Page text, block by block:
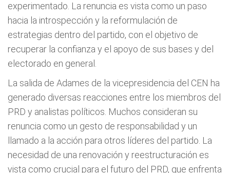
experimentado. La renuncia es vista como un paso
hacia la introspección y la reformulación de
estrategias dentro del partido, con el objetivo de
recuperar la confianza y el apoyo de sus bases y del
electorado en general.
La salida de Adames de la vicepresidencia del CEN ha
generado diversas reacciones entre los miembros del
PRD y analistas políticos. Muchos consideran su
renuncia como un gesto de responsabilidad y un
llamado a la acción para otros líderes del partido. La
necesidad de una renovación y reestructuración es
vista como crucial para el futuro del PRD, que enfrenta